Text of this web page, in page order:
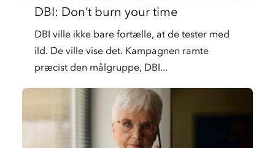
DBI: Don’t burn your time
DBI ville ikke bare fortælle, at de tester med
ild. De ville vise det. Kampagnen ramte
præcist den målgruppe, DBI...